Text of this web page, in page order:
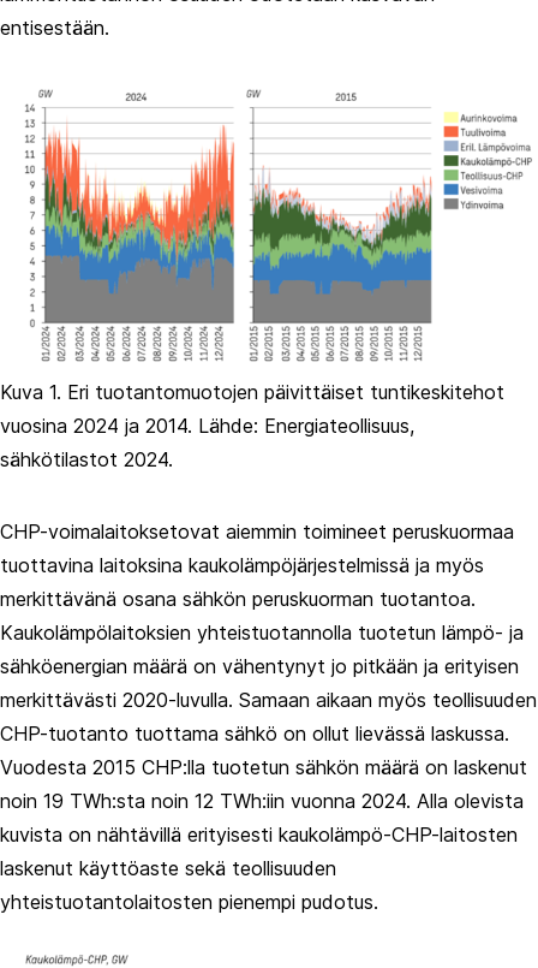
entisestään.
Kuva 1. Eri tuotantomuotojen päivittäiset tuntikeskitehot
vuosina 2024 ja 2014. Lähde: Energiateollisuus,
sähkötilastot 2024.
CHP-voimalaitoksetovat aiemmin toimineet peruskuormaa
tuottavina laitoksina kaukolämpöjärjestelmissä ja myös
merkittävänä osana sähkön peruskuorman tuotantoa.
Kaukolämpölaitoksien yhteistuotannolla tuotetun lämpö- ja
sähköenergian määrä on vähentynyt jo pitkään ja erityisen
merkittävästi 2020-luvulla. Samaan aikaan myös teollisuuden
CHP-tuotanto tuottama sähkö on ollut lievässä laskussa.
Vuodesta 2015 CHP:lla tuotetun sähkön määrä on laskenut
noin 19 TWh:sta noin 12 TWh:iin vuonna 2024. Alla olevista
kuvista on nähtävillä erityisesti kaukolämpö-CHP-laitosten
laskenut käyttöaste sekä teollisuuden
yhteistuotantolaitosten pienempi pudotus.